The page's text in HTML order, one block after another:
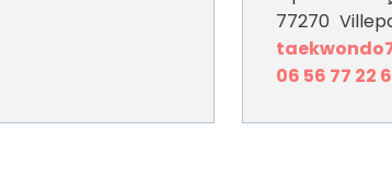
77270
06 56 77 22